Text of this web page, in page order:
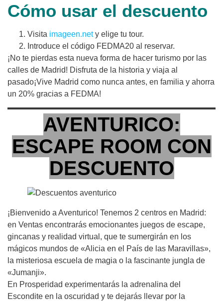
Cómo usar el descuento
Visita imageen.nety elige tu tour.
Introduce el código FEDMA20 al reservar.
¡No te pierdas esta nueva forma de hacer turismo por las
calles de Madrid! Disfruta de la historia y viaja al
pasado¡Vive Madrid como nunca antes, en familia y ahorra
un 20% gracias a FEDMA!
AVENTURICO:
ESCAPE ROOM CON
DESCUENTO
¡Bienvenido a Aventurico! Tenemos 2 centros en Madrid:
en Ventas encontrarás emocionantes juegos de escape,
gincanas y realidad virtual, que te sumergirán en los
mágicos mundos de «Alicia en el País de las Maravillas»,
la misteriosa escuela de magia o la fascinante jungla de
«Jumanji».
En Prosperidad experimentarás la adrenalina del
Escondite en la oscuridad y te dejarás llevar por la